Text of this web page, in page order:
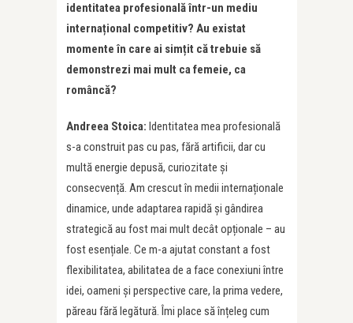
identitatea profesională într-un mediu
internațional competitiv? Au existat
momente în care ai simțit că trebuie să
demonstrezi mai mult ca femeie, ca
româncă?
Andreea Stoica: Identitatea mea profesională
s-a construit pas cu pas, fără artificii, dar cu
multă energie depusă, curiozitate și
consecvență. Am crescut în medii internaționale
dinamice, unde adaptarea rapidă și gândirea
strategică au fost mai mult decât opționale – au
fost esențiale. Ce m-a ajutat constant a fost
flexibilitatea, abilitatea de a face conexiuni între
idei, oameni și perspective care, la prima vedere,
păreau fără legătură. Îmi place să înțeleg cum